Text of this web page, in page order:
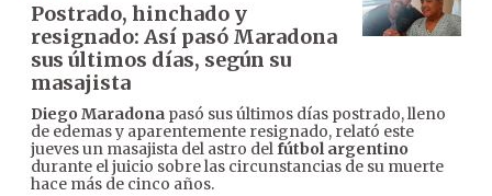
Postrado, hinchado y
resignado: Así pasó Maradona
sus últimos días, según su
masajista
Diego Maradona pasó sus últimos días postrado, lleno
de edemas y aparentemente resignado, relató este
jueves un masajista del astro delfútbol argentino
durante el juicio sobre las circunstancias de su muerte
hace más de cinco años.